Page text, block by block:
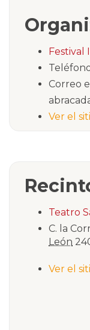
Festival
Correo
Ver el
Teatro
C. la
León
Ver el